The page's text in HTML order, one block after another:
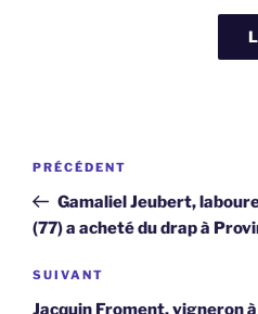
Navigation
l’article
Article
précédent
PRÉCÉDENT
Gamaliel Jeubert,
(77) a acheté du drap à
Article
suivant
SUIVANT
Jacquin Froment, vigneron